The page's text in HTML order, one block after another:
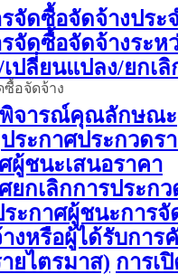
จัดซื้อจัดจ้างประ
จัดซื้อจัดจ้างระห
ปลี่ยนแปลง/ยกเลิ
ซื้อจัดจ้าง
พิจารณ์คุณลักษณะ
ประกาศประกวดร
ผู้ชนะเสนอราคา
ยกเลิกการประกว
ระกาศผู้ชนะการจั
งหรือผู้ได้รับการ
ยไตรมาส) การเ